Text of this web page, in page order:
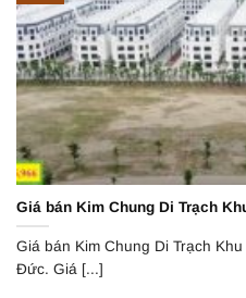
Giá bán Kim Chung Di Trạch
Giá bán Kim Chung Di Trạch
Đức. Giá [...]